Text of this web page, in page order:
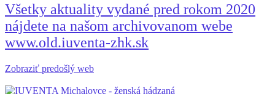
Všetky aktuality vydané pred rokom 2020
nájdete na našom archivovanom webe
www.old.iuventa-zhk.sk
Zobraziť predošlý web